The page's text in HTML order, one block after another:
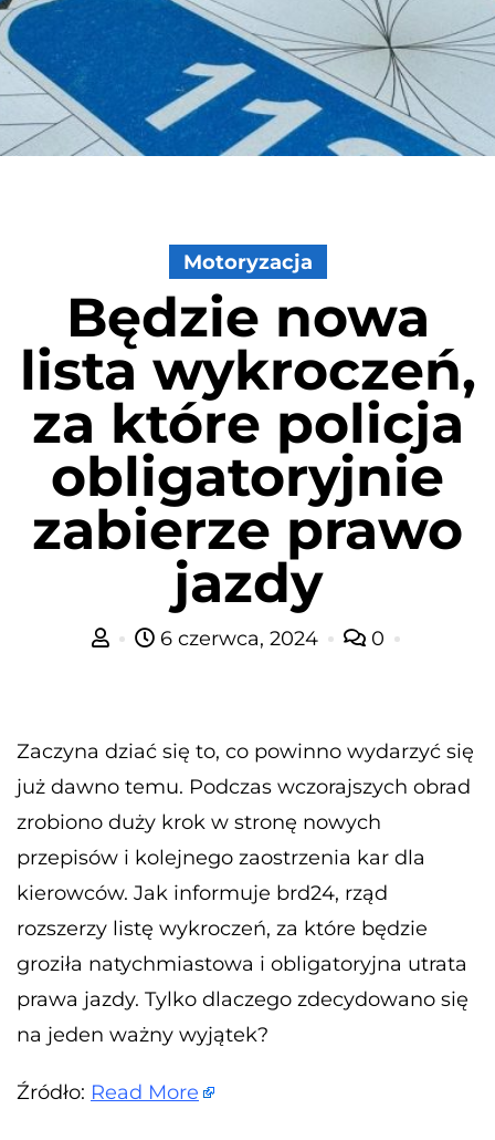
Motoryzacja
Będzie nowa
lista wykroczeń,
za które policja
obligatoryjnie
zabierze prawo
jazdy
6 czerwca, 2024 0
Zaczyna dziać się to, co powinno wydarzyć się
już dawno temu. Podczas wczorajszych obrad
zrobiono duży krok w stronę nowych
przepisów i kolejnego zaostrzenia kar dla
kierowców. Jak informuje brd24, rząd
rozszerzy listę wykroczeń, za które będzie
groziła natychmiastowa i obligatoryjna utrata
prawa jazdy. Tylko dlaczego zdecydowano się
na jeden ważny wyjątek?
Źródło: Read More